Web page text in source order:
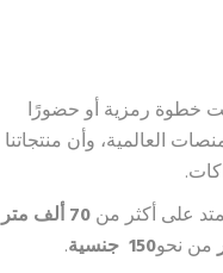
خطوة رمزية أو حضورًا
العالمية، وأن منتجاتنا
على أكثر من70ألف متر
من نحو150 جنسية.